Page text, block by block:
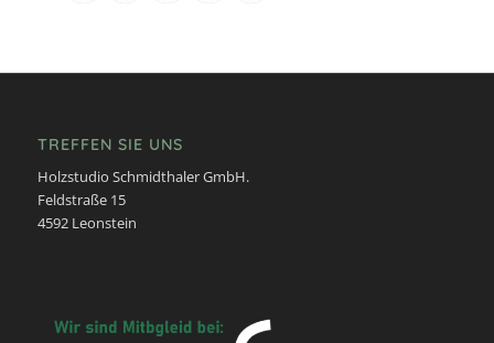
TREFFEN SIE UNS
Holzstudio Schmidthaler GmbH.
Feldstraße 15
4592 Leonstein